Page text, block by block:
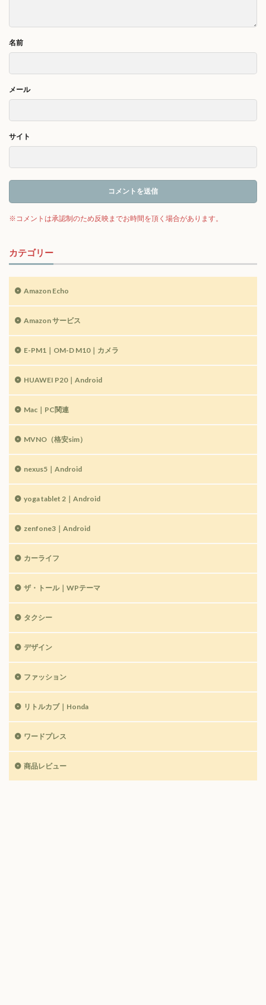
名前
メール
サイト
カテゴリー
Amazon Echo
Amazon サービス
E-PM1｜OM-D M10｜カメラ
HUAWEI P20｜Android
Mac｜PC関連
MVNO（格安sim）
nexus5｜Android
yoga tablet 2｜Android
zenfone3｜Android
カーライフ
ザ・トール｜WPテーマ
タクシー
デザイン
ファッション
リトルカブ｜Honda
ワードプレス
商品レビュー